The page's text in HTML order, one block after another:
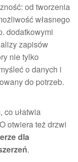
od tworzenia
własnego
dodatkowymi
zapisów
nie tylko
o danych i
do potrzeb.
, co ułatwia
otwiera też drzwi
dla
.